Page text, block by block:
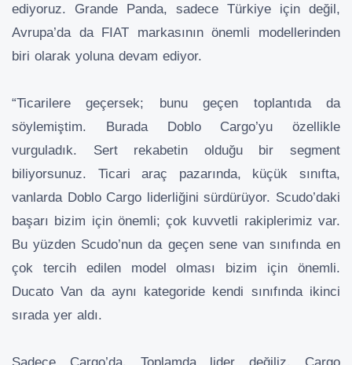
ediyoruz. Grande Panda, sadece Türkiye için değil,
Avrupa’da da FIAT markasının önemli modellerinden
biri olarak yoluna devam ediyor.
“Ticarilere geçersek; bunu geçen toplantıda da
söylemiştim. Burada Doblo Cargo’yu özellikle
vurguladık. Sert rekabetin olduğu bir segment
biliyorsunuz. Ticari araç pazarında, küçük sınıfta,
vanlarda Doblo Cargo liderliğini sürdürüyor. Scudo’daki
başarı bizim için önemli; çok kuvvetli rakiplerimiz var.
Bu yüzden Scudo’nun da geçen sene van sınıfında en
çok tercih edilen model olması bizim için önemli.
Ducato Van da aynı kategoride kendi sınıfında ikinci
sırada yer aldı.